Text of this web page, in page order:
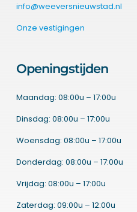
info@weeversnieuwstad.nl
Onze vestigingen
Openingstijden
Maandag: 08:00u – 17:00u
Dinsdag: 08:00u – 17:00u
Woensdag: 08:00u – 17:00u
Donderdag: 08:00u – 17:00u
Vrijdag: 08:00u – 17:00u
Zaterdag: 09:00u – 12:00u